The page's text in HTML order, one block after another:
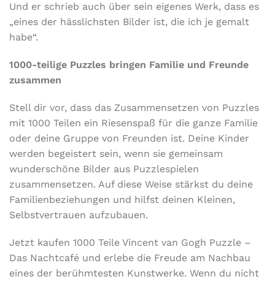
Und er schrieb auch über sein eigenes Werk, dass es
„eines der hässlichsten Bilder ist, die ich je gemalt
habe“.
1000-teilige Puzzles bringen Familie und Freunde
zusammen
Stell dir vor, dass das Zusammensetzen von Puzzles
mit 1000 Teilen ein Riesenspaß für die ganze Familie
oder deine Gruppe von Freunden ist. Deine Kinder
werden begeistert sein, wenn sie gemeinsam
wunderschöne Bilder aus Puzzlespielen
zusammensetzen. Auf diese Weise stärkst du deine
Familienbeziehungen und hilfst deinen Kleinen,
Selbstvertrauen aufzubauen.
Jetzt kaufen 1000 Teile Vincent van Gogh Puzzle –
Das Nachtcafé und erlebe die Freude am Nachbau
eines der berühmtesten Kunstwerke. Wenn du nicht